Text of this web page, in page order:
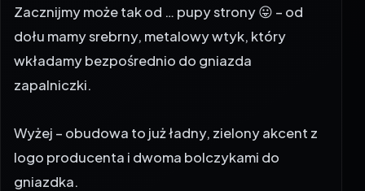
dołu mamy srebrny, metalowy wtyk, który
wkładamy bezpośrednio do gniazda
zapalniczki.
logo producenta i dwoma bolczykami do
gniazdka.